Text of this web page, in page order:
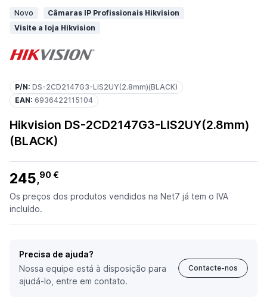
Novo
Câmaras IP Profissionais Hikvision
Visite a loja Hikvision
P/N: DS-2CD2147G3-LIS2UY(2.8mm)(BLACK)
EAN: 6936422115104
Hikvision DS-2CD2147G3-LIS2UY(2.8mm)
(BLACK)
245,90 €
Os preços dos produtos vendidos na Net7 já tem o IVA
incluído.
Precisa de ajuda?
Nossa equipe está à disposição para
ajudá-lo, entre em contato.
Contacte-nos